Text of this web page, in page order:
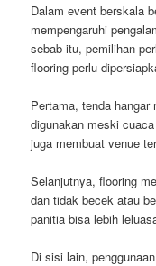
Dalam event berskala
mempengaruhi
sebab itu, pemilihan
flooring perlu
Pertama, tenda
digunakan meski
juga membuat venue
Selanjutnya, flooring
dan tidak becek atau
panitia bisa lebih
Di sisi lain,